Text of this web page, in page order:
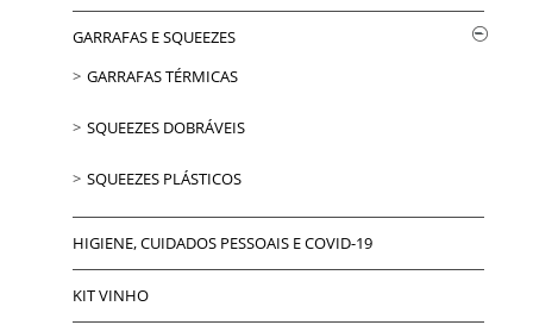
GARRAFAS E SQUEEZES
GARRAFAS TÉRMICAS
SQUEEZES DOBRÁVEIS
SQUEEZES PLÁSTICOS
HIGIENE, CUIDADOS PESSOAIS E COVID-19
KIT VINHO